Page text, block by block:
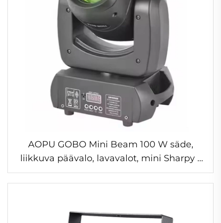
AOPU GOBO Mini Beam 100 W säde,
liikkuva päävalo, lavavalot, mini Sharpy -
valo disko-, baari-, kerho- ja
juhlatilaisuuksiin